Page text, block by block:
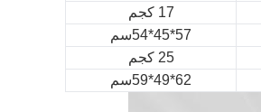
17 كجم
57*45*54سم
25 كجم
62*49*59سم